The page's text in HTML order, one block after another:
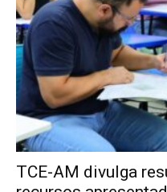
TCE-AM divulga